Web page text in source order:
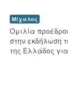
Μίχαλος
Ομιλία
στην εκδήλωση
της Ελλάδος